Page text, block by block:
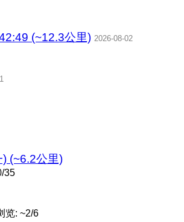
(~12.3公里) 2026-08-02
(~6.2公里)
35
览: ~2/6